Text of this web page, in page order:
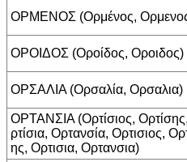
ΟΡΜΕΝΟΣ (Ορμένος,
ΟΡΟΙΔΟΣ (Οροίδος, Οροιδος)
ΟΡΣΑΛΙΑ (Ορσαλία, Ορσαλια)
ΟΡΤΑΝΣΙΑ (Ορτίσιος,
ρτίσια, Ορτανσία, Ορτισιος,
ης, Ορτισια, Ορτανσια)